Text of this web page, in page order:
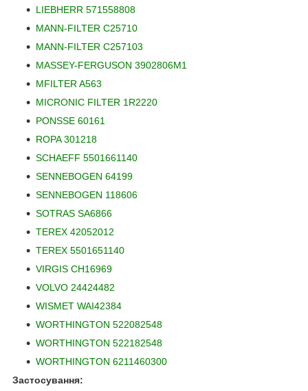
LIEBHERR 571558808
MANN-FILTER C25710
MANN-FILTER C257103
MASSEY-FERGUSON 3902806M1
MFILTER A563
MICRONIC FILTER 1R2220
PONSSE 60161
ROPA 301218
SCHAEFF 5501661140
SENNEBOGEN 64199
SENNEBOGEN 118606
SOTRAS SA6866
TEREX 42052012
TEREX 5501651140
VIRGIS CH16969
VOLVO 24424482
WISMET WAI42384
WORTHINGTON 522082548
WORTHINGTON 522182548
WORTHINGTON 6211460300
Застосування: